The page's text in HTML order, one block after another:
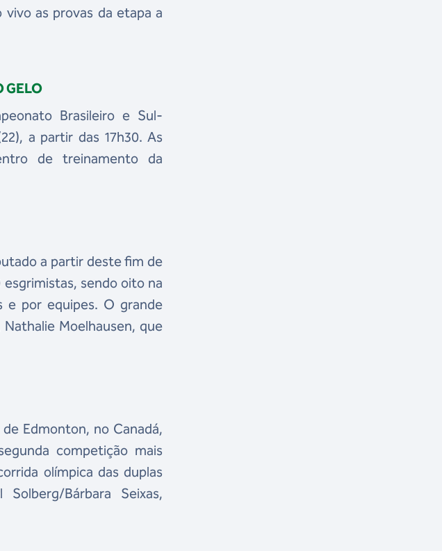
as provas da etapa a
GELO
Brasileiro e Sul-
a partir das 17h30. As
de treinamento da
a partir deste fim de
sendo oito na
e por equipes. O grande
Moelhausen, que
Edmonton, no Canadá,
competição mais
olímpica das duplas
Bárbara Seixas,